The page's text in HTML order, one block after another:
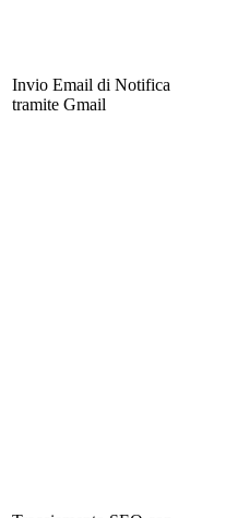
Invio Email di Notifica
tramite Gmail